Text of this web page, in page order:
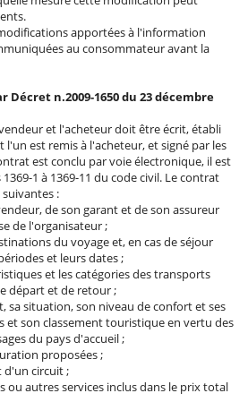
apportées à l'information
au consommateur avant la
Décret n.2009-1650 du 23 décembre
et l'acheteur doit être écrit, établi
est remis à l'acheteur, et signé par les
est conclu par voie électronique, il est
1 à 1369-11 du code civil. Le contrat
:
de son garant et de son assureur
de l'organisateur ;
du voyage et, en cas de séjour
et leurs dates ;
et les catégories des transports
départ et de retour ;
sa situation, son niveau de confort et ses
et son classement touristique en vertu des
du pays d'accueil ;
proposées ;
d'un circuit ;
ou autres services inclus dans le prix total